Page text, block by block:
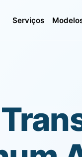
Serviços